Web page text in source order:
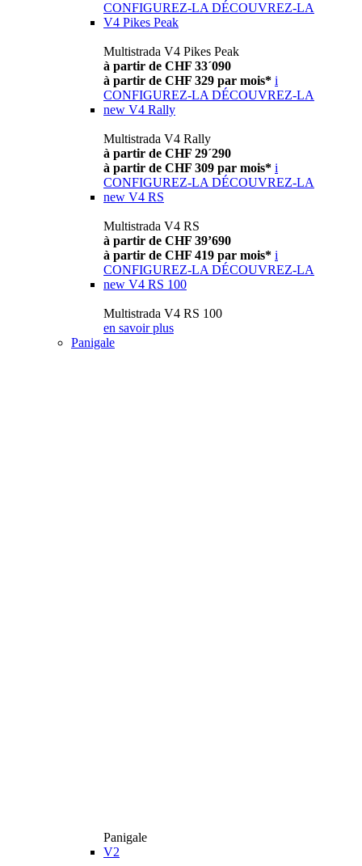
CONFIGUREZ-LA DÉCOUVREZ-LA
V4 Pikes Peak
Multistrada V4 Pikes Peak
à partir de CHF 33´090
à partir de CHF 329 par mois* i
CONFIGUREZ-LA DÉCOUVREZ-LA
new V4 Rally
Multistrada V4 Rally
à partir de CHF 29´290
à partir de CHF 309 par mois* i
CONFIGUREZ-LA DÉCOUVREZ-LA
new V4 RS
Multistrada V4 RS
à partir de CHF 39’690
à partir de CHF 419 par mois* i
CONFIGUREZ-LA DÉCOUVREZ-LA
new V4 RS 100
Multistrada V4 RS 100
en savoir plus
Panigale
Panigale
V2